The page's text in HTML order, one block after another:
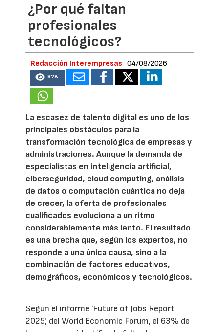
¿Por qué faltan
profesionales
tecnológicos?
Redacción Interempresas 04/08/2026
378
La escasez de talento digital es uno de los
principales obstáculos para la
transformación tecnológica de empresas y
administraciones. Aunque la demanda de
especialistas en inteligencia artificial,
ciberseguridad, cloud computing, análisis
de datos o computación cuántica no deja
de crecer, la oferta de profesionales
cualificados evoluciona a un ritmo
considerablemente más lento. El resultado
es una brecha que, según los expertos, no
responde a una única causa, sino a la
combinación de factores educativos,
demográficos, económicos y tecnológicos.
Según el informe 'Future of Jobs Report
2025', del World Economic Forum, el 63% de